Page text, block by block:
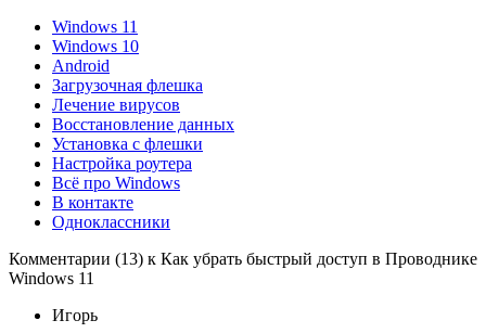
Windows 11
Windows 10
Android
Загрузочная флешка
Лечение вирусов
Восстановление данных
Установка с флешки
Настройка роутера
Всё про Windows
В контакте
Одноклассники
Комментарии (13) к Как убрать быстрый доступ в Проводнике
Windows 11
Игорь